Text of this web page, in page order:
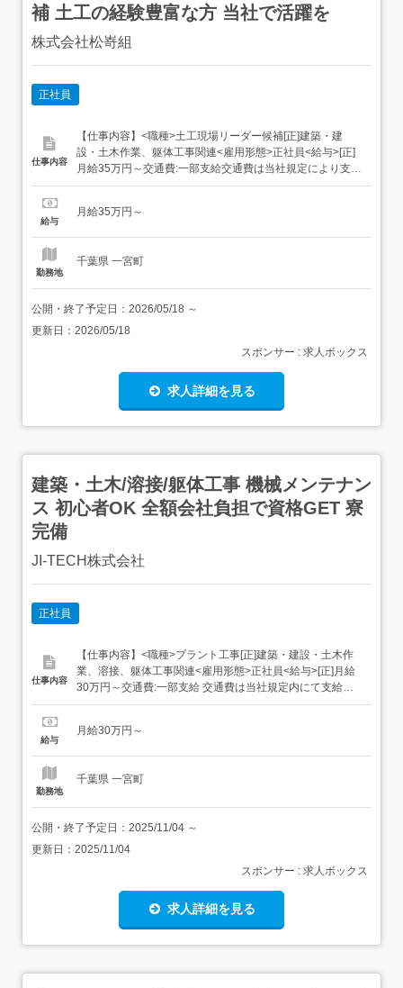
補 土工の経験豊富な方 当社で活躍を
株式会社松嵜組
正社員
仕事内容
【仕事内容】<職種>土工現場リーダー候補[正]建築・建
設・土木作業、躯体工事関連<雇用形態>正社員<給与>[正]
月給35万円～交通費:一部支給交通費は当社規定により支給
いたします。 昇給年1回 賞与年3回<仕事内容>土工現場リ
刈り等の 公共工事をメインに手掛けています。 1週間～1
給与
月給35万円～
勤務地
千葉県 一宮町
公開・終了予定日： 2026/05/18 ～
更新日： 2026/05/18
スポンサー : 求人ボックス
求人詳細を見る
建築・土木/溶接/躯体工事 機械メンテナン
ス 初心者OK 全額会社負担で資格GET 寮
完備
JI‐TECH株式会社
正社員
仕事内容
【仕事内容】<職種>プラント工事[正]建築・建設・土木作
業、溶接、躯体工事関連<雇用形態>正社員<給与>[正]月給
30万円～交通費:一部支給 交通費は当社規定内にて支給い
たします。 昇給あり/随時 資格取得でさらに給与up 資格取
払いOK(規程あり) 給与の前借あり どちらもお気軽にご相
給与
月給30万円～
勤務地
千葉県 一宮町
公開・終了予定日： 2025/11/04 ～
更新日： 2025/11/04
スポンサー : 求人ボックス
求人詳細を見る